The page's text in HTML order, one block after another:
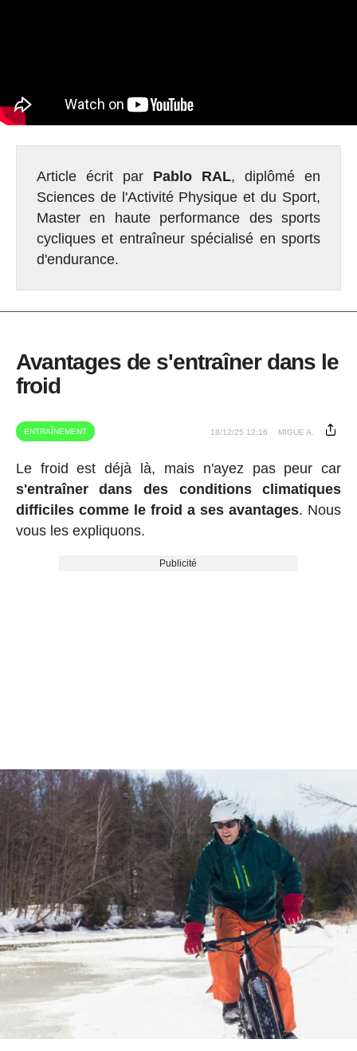
Article écrit par Pablo RAL, diplômé en
Sciences de l'Activité Physique et du Sport,
Master en haute performance des sports
cycliques et entraîneur spécialisé en sports
d'endurance.
Avantages de s'entraîner dans le
froid
ENTRAÎNEMENT 18/12/25 12:16 MIGUE A.
Le froid est déjà là, mais n'ayez pas peur car
s'entraîner dans des conditions climatiques
difficiles comme le froid a ses avantages. Nous
vous les expliquons.
Publicité